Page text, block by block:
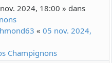
2024, 18:00 » dans
« 05 nov. 2024,
Champignons